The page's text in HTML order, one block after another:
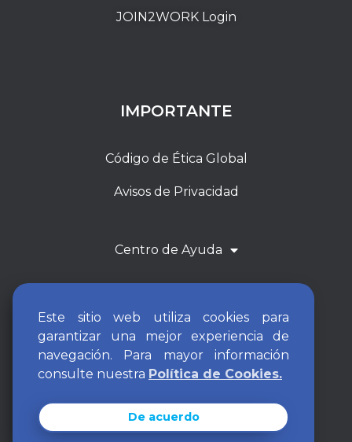
JOIN2WORK Login
IMPORTANTE
Código de Ética Global
Avisos de Privacidad
Centro de Ayuda
ARCH Resources Group 2026. All rights reserved.
Este sitio web utiliza cookies para
garantizar una mejor experiencia de
navegación. Para mayor información
consulte nuestra Política de Cookies.
De acuerdo